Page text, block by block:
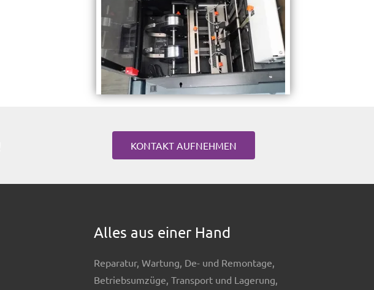
KONTAKT AUFNEHMEN
Alles aus einer Hand
Reparatur, Wartung, De- und Remontage,
Betriebsumzüge, Transport und Lagerung,